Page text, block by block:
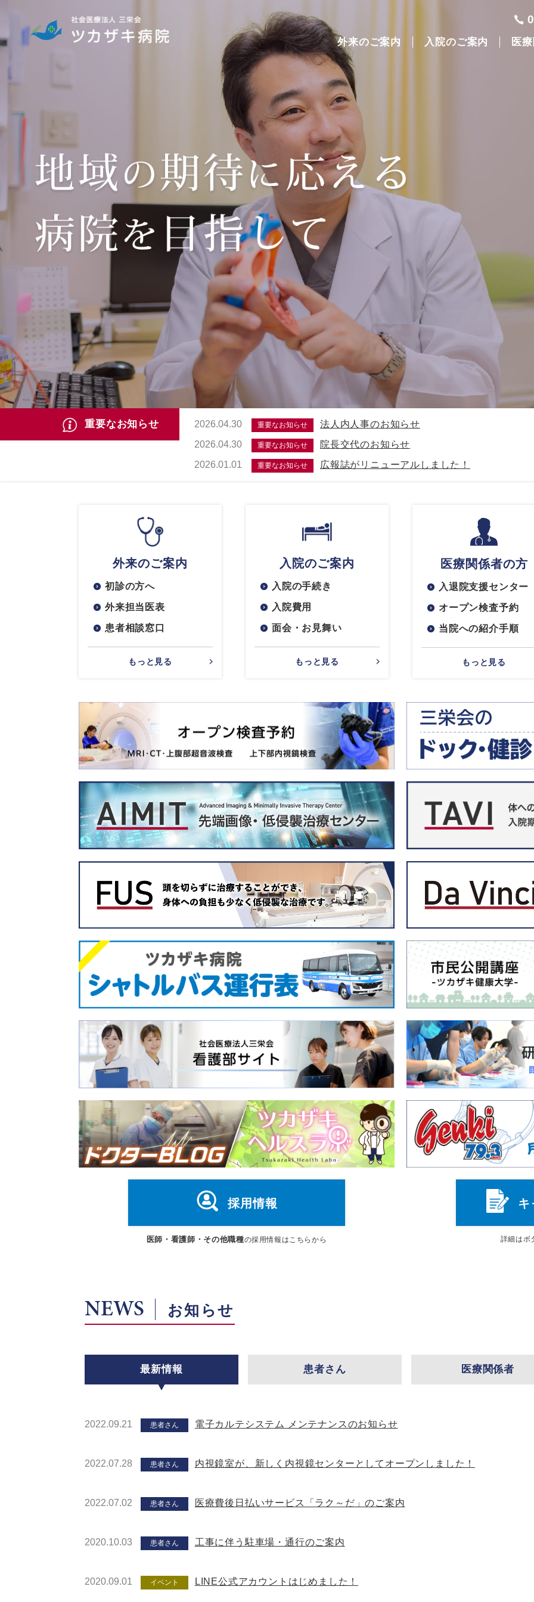
外来のご案内 入院のご案内 医
重要なお知らせ 2026.04.30 重要なお知らせ
法人内人事のお知らせ
2026.04.30
重要なお知らせ
院長交代のお知らせ
2026.01.01
重要なお知らせ 広報誌がリニューアルしました！
外来のご案内
初診の方へ
外来担当医表
患者相談窓口
もっと見る
入院のご案内
入院の手続き
入院費用
面会・お見舞い
もっと見る
医療関係者の方
入退院支援センター
オープン検査予約
当院への紹介手順
もっと見る
採用情報
医師・看護師・その他職種の採用情報はこちらから
キ
詳細はボ
NEWS お知らせ
最新情報 患者さん 医療関係者
2022.09.21 患者さん 電子カルテシステム メンテナンスのお知らせ
2022.07.28 患者さん 内視鏡室が、新しく内視鏡センターとしてオープンしました！
2022.07.02 患者さん 医療費後日払いサービス「ラク～だ」のご案内
2020.10.03 患者さん 工事に伴う駐車場・通行のご案内
2020.09.01 イベント LINE公式アカウントはじめました！